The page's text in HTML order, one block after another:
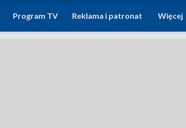
Program TV Reklama i patronat Więcej